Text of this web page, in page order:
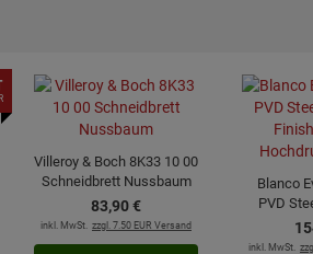
Villeroy & Boch 8K33 10 00
Schneidbrett Nussbaum
83,90€
inkl. MwSt. zzgl. 7.50 EUR Versand
Blanco
PVD
inkl. MwSt.